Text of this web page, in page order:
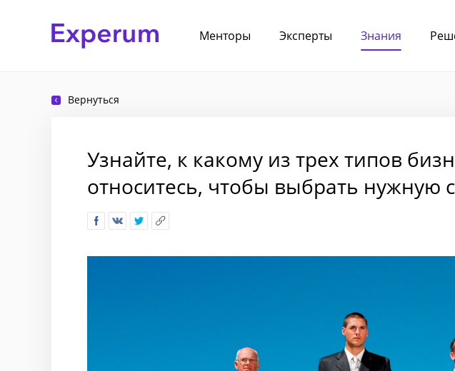
Менторы Эксперты Знания
Вернуться
Узнайте, к какому из трех типов
относитесь, чтобы выбрать нужную